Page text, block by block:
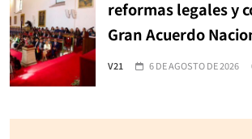
reformas legales y
Gran Acuerdo
V21 6 DE AGOSTO DE 2026